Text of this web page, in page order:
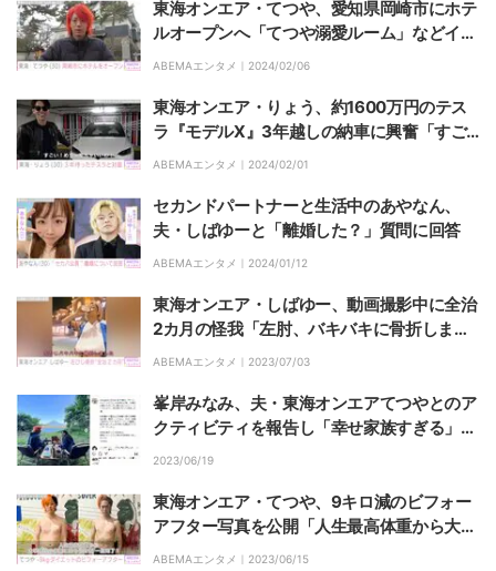
東海オンエア・てつや、愛知県岡崎市にホテ
ルオープンへ「てつや溺愛ルーム」などイメ
ージ公開にファン歓喜
ABEMAエンタメ｜ 2024/02/06
東海オンエア・りょう、約1600万円のテス
ラ『モデルX』3年越しの納車に興奮「すご
い！めちゃくちゃいいわ！」
ABEMAエンタメ｜ 2024/02/01
セカンドパートナーと生活中のあやなん、
夫・しばゆーと「離婚した？」質問に回答
ABEMAエンタメ｜ 2024/01/12
東海オンエア・しばゆー、動画撮影中に全治
2カ月の怪我「左肘、バキバキに骨折しまし
た」ファンから心配の声
ABEMAエンタメ｜ 2023/07/03
峯岸みなみ、夫・東海オンエアてつやとのア
クティビティを報告し「幸せ家族すぎる」
「似てきてる」と反響
2023/06/19
東海オンエア・てつや、9キロ減のビフォー
アフター写真を公開「人生最高体重から大学
時代の体重に戻そう計画、一旦完了！」
ABEMAエンタメ｜ 2023/06/15